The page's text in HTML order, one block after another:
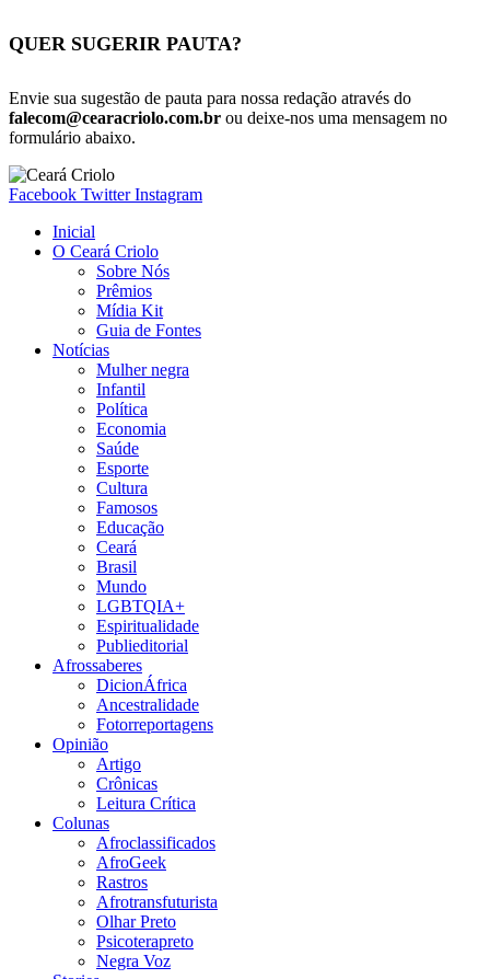
QUER SUGERIR PAUTA?
Envie sua sugestão de pauta para nossa redação através do
falecom@cearacriolo.com.br ou deixe-nos uma mensagem no
formulário abaixo.
Facebook Twitter Instagram
Inicial
O Ceará Criolo
Sobre Nós
Prêmios
Mídia Kit
Guia de Fontes
Notícias
Mulher negra
Infantil
Política
Economia
Saúde
Esporte
Cultura
Famosos
Educação
Ceará
Brasil
Mundo
LGBTQIA+
Espiritualidade
Publieditorial
Afrossaberes
DicionÁfrica
Ancestralidade
Fotorreportagens
Opinião
Artigo
Crônicas
Leitura Crítica
Colunas
Afroclassificados
AfroGeek
Rastros
Afrotransfuturista
Olhar Preto
Psicoterapreto
Negra Voz